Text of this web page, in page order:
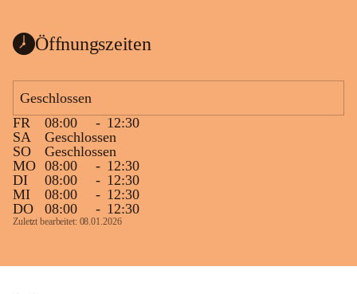
Öffnungszeiten
Geschlossen
FR
08:00 - 12:30
SA
Geschlossen
SO
Geschlossen
MO 08:00 - 12:30
DI
08:00 - 12:30
MI
08:00 - 12:30
DO
08:00 - 12:30
Zuletzt bearbeitet: 08.01.2026